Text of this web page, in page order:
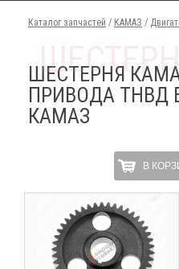
Каталог запчастей / КАМАЗ /
ШЕСТЕРНЯ
ПРИВОДА ТНВД
КАМАЗ
В